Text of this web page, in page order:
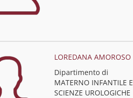
LOREDANA AMOROSO
Dipartimento di
MATERNO INFANTILE E
SCIENZE UROLOGICHE